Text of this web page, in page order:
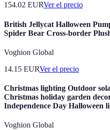
154.02 EURVer el precio
British Jellycat Halloween
Spider Bear Cross-border
Voghion Global
14.15 EURVer el precio
Christmas lighting Outdoor
Christmas holiday garden
Independence Day Halloween
Voghion Global